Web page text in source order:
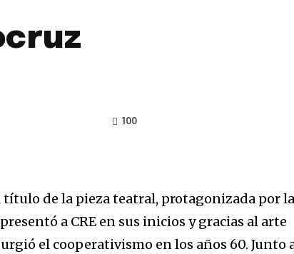
100
título de la pieza teatral, protagonizada por la
a CRE en sus inicios y gracias al arte
el cooperativismo en los años 60. Junto